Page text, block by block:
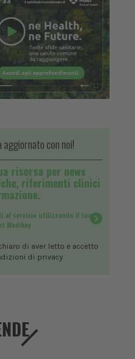
aggiornato con noi!
risorsa per news
riferimenti clinici
al servizio utilizzando il tuo
Medikey
di aver letto e accetto
di privacy